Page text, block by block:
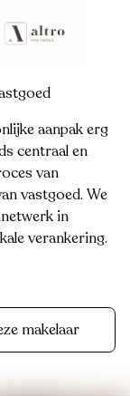
aanpak erg
centraal en
van
vastgoed. We
in
verankering.
makelaar